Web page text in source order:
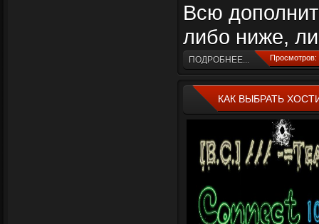
Всю
либо ниже,
ПОДРОБНЕЕ...
КАК ВЫБРАТЬ